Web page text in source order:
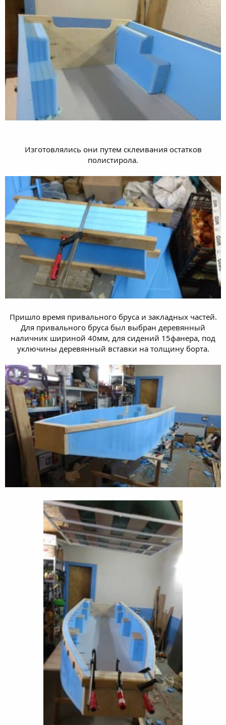
Изготовлялись они путем склеивания остатков
полистирола.
Пришло время привального бруса и закладных частей.
Для привального бруса был выбран деревянный
наличник шириной 40мм, для сидений 15фанера, под
уключины деревянный вставки на толщину борта.